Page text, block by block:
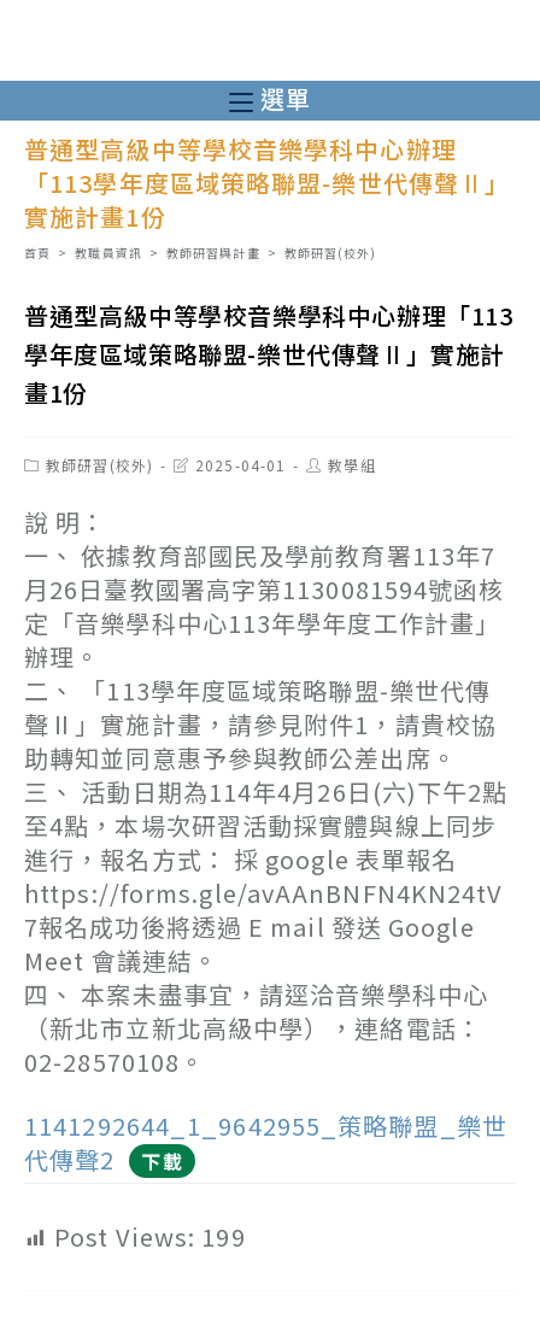
至
主
容
選單
普通型高級中等學校音樂學科中心辦理
「113學年度區域策略聯盟-樂世代傳聲Ⅱ」
實施計畫1份
首頁 > 教職員資訊 > 教師研習與計畫 > 教師研習(校外)
普通型高級中等學校音樂學科中心辦理「113
學年度區域策略聯盟-樂世代傳聲Ⅱ」實施計
畫1份
Post教師研習(校外)
Post2025-04-01
Post教學組
說 明：
一、 依據教育部國民及學前教育署113年7
月26日臺教國署高字第1130081594號函核
定「音樂學科中心113年學年度工作計畫」
辦理。
二、 「113學年度區域策略聯盟-樂世代傳
聲Ⅱ」實施計畫，請參見附件1，請貴校協
助轉知並同意惠予參與教師公差出席。
三、 活動日期為114年4月26日(六)下午2點
至4點，本場次研習活動採實體與線上同步
進行，報名方式： 採 google 表單報名
https://forms.gle/avAAnBNFN4KN24tV
7報名成功後將透過 E mail 發送 Google
Meet 會議連結。
四、 本案未盡事宜，請逕洽音樂學科中心
（新北市立新北高級中學），連絡電話：
02-28570108。
1141292644_1_9642955_策略聯盟_樂世
代傳聲2
下載
Post Views: 199